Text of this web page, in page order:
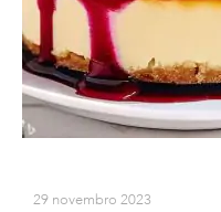
29 novembro 2023